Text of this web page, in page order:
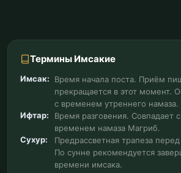
Термины Имсакие
Имсак:
Время начала поста. Приём
прекращается в этот момент.
с временем утреннего намаза.
Ифтар:
Время разговения. Совпадает
временем намаза Магриб.
Сухур:
Предрассветная трапеза
По сунне рекомендуется
времени имсака.